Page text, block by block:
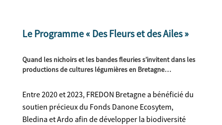
Le Programme « Des Fleurs et des Ailes »
Quand les nichoirs et les bandes fleuries s’invitent dans les
productions de cultures légumières en Bretagne…
Entre 2020 et 2023, FREDON Bretagne a bénéficié du
soutien précieux du Fonds Danone Ecosytem,
Bledina et Ardo afin de développer la biodiversité